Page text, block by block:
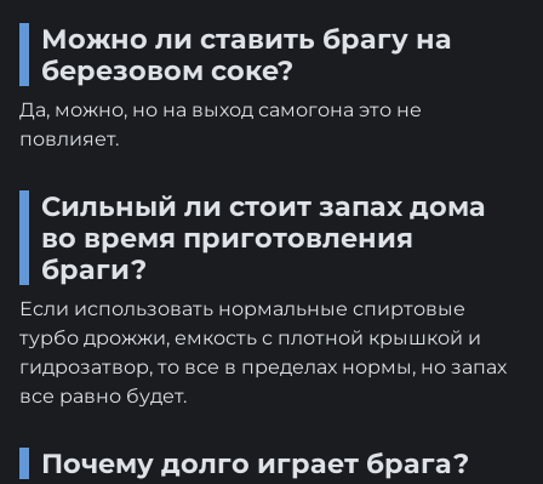
Можно ли ставить брагу на
березовом соке?
Да, можно, но на выход самогона это не
повлияет.
Сильный ли стоит запах дома
во время приготовления
браги?
Если использовать нормальные спиртовые
турбо дрожжи, емкость с плотной крышкой и
гидрозатвор, то все в пределах нормы, но запах
все равно будет.
Почему долго играет брага?